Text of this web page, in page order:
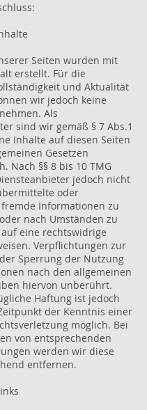
Seiten wurden mit
erstellt. Für die
und Aktualität
wir jedoch keine
Als
sind wir gemäß § 7 Abs.1
Inhalte auf diesen Seiten
Gesetzen
Nach §§ 8 bis 10 TMG
jedoch nicht
oder
Informationen zu
nach Umständen zu
eine rechtswidrige
Verpflichtungen zur
Sperrung der Nutzung
nach den allgemeinen
hiervon unberührt.
Haftung ist jedoch
der Kenntnis einer
möglich. Bei
von entsprechenden
werden wir diese
entfernen.